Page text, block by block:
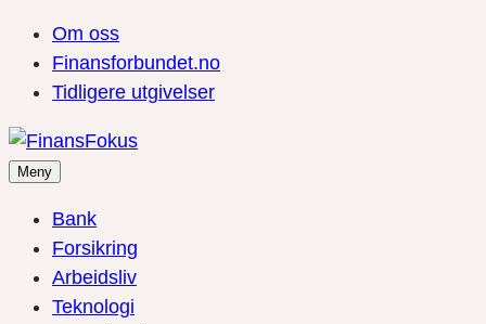
Om oss
Finansforbundet.no
Tidligere utgivelser
Meny
Bank
Forsikring
Arbeidsliv
Teknologi